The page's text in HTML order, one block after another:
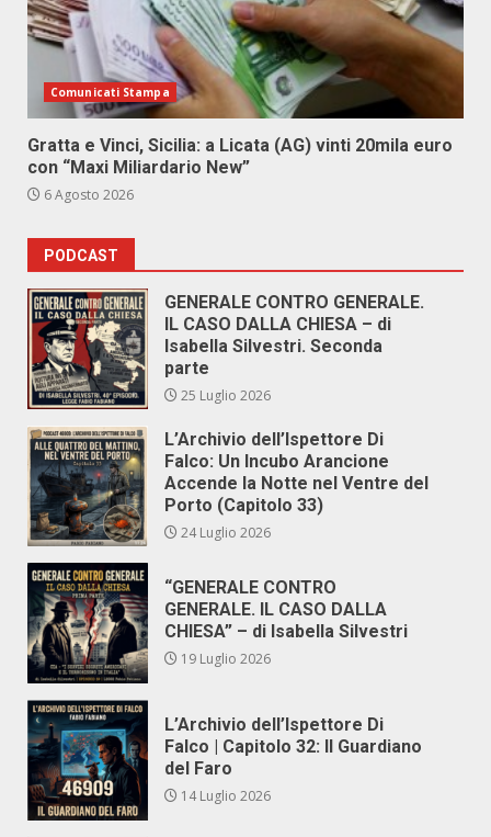
Comunicati Stampa
Gratta e Vinci, Sicilia: a Licata (AG) vinti 20mila euro
con “Maxi Miliardario New”
6 Agosto 2026
PODCAST
GENERALE CONTRO GENERALE.
IL CASO DALLA CHIESA – di
Isabella Silvestri. Seconda
parte
25 Luglio 2026
L’Archivio dell’Ispettore Di
Falco: Un Incubo Arancione
Accende la Notte nel Ventre del
Porto (Capitolo 33)
24 Luglio 2026
“GENERALE CONTRO
GENERALE. IL CASO DALLA
CHIESA” – di Isabella Silvestri
19 Luglio 2026
L’Archivio dell’Ispettore Di
Falco | Capitolo 32: Il Guardiano
del Faro
14 Luglio 2026